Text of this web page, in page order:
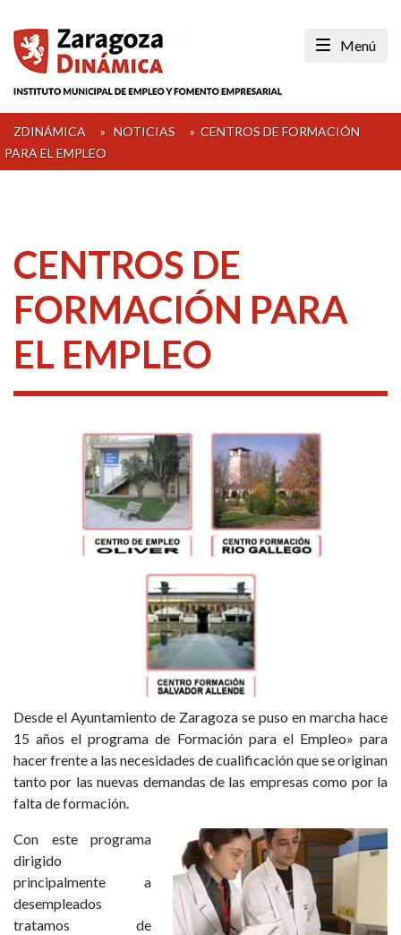
content
Menú
ZDINÁMICA » NOTICIAS » CENTROS DE FORMACIÓN
PARA EL EMPLEO
CENTROS DE
FORMACIÓN PARA
EL EMPLEO
Desde el Ayuntamiento de Zaragoza se puso en marcha hace
15 años el programa de Formación para el Empleo» para
hacer frente a las necesidades de cualificación que se originan
tanto por las nuevas demandas de las empresas como por la
falta de formación.
Con este programa
dirigido
principalmente a
desempleados
tratamos de